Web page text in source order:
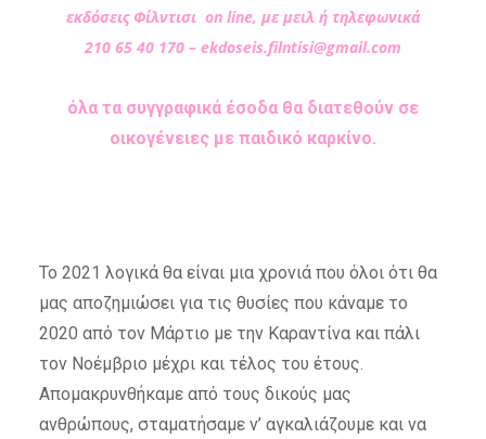
εκδόσεις Φίλντισι on line, με μειλ ή τηλεφωνικά
210 65 40 170 – ekdoseis.filntisi@gmail.com
όλα τα συγγραφικά έσοδα θα διατεθούν σε
οικογένειες με παιδικό καρκίνο.
Το 2021 λογικά θα είναι μια χρονιά που όλοι ότι θα
μας αποζημιώσει για τις θυσίες που κάναμε το
2020 από τον Μάρτιο με την Καραντίνα και πάλι
τον Νοέμβριο μέχρι και τέλος του έτους.
Απομακρυνθήκαμε από τους δικούς μας
ανθρώπους, σταματήσαμε ν’ αγκαλιάζουμε και να